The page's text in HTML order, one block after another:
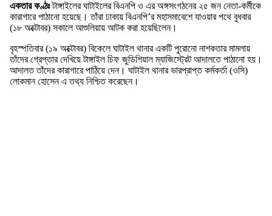
একতার কণ্ঠঃটাঙ্গাইলের ঘাটাইলের বিএনপি ও এর অঙ্গসংগঠনের ২৫ জন নেতা-কর্মীকে
কারাগারে পাঠানো হয়েছে। তাঁরা ঢাকায় বিএনপি’র মহাসমাবেশে যাওয়ার পথে বুধবার
(১৮ অক্টোবর) সকালে আশুলিয়ায় আটক করা হয়েছিলেন।
বৃহস্পতিবার (১৯ অক্টোবর) বিকেলে ঘাটাইল থানার একটি পুরোনো নাশকতার মামলায়
তাঁদের গ্রেপ্তার দেখিয়ে টাঙ্গাইল চিফ জুডিশিয়াল ম্যাজিস্ট্রেট আদালতে পাঠানো হয়।
আদালত তাঁদের কারাগারে পাঠিয়ে দেন। ঘাটাইল থানার ভারপ্রাপ্ত কর্মকর্তা (ওসি)
লোকমান হোসেন এ তথ্য নিশ্চিত করেছেন।